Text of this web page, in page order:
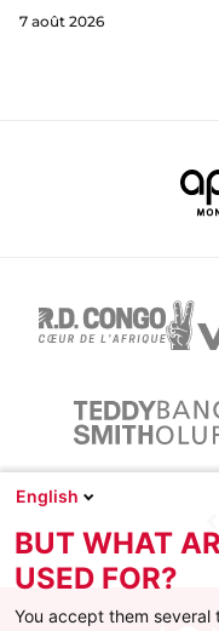
7 août 2026
English
BUT WHAT
USED FOR?
You accept them